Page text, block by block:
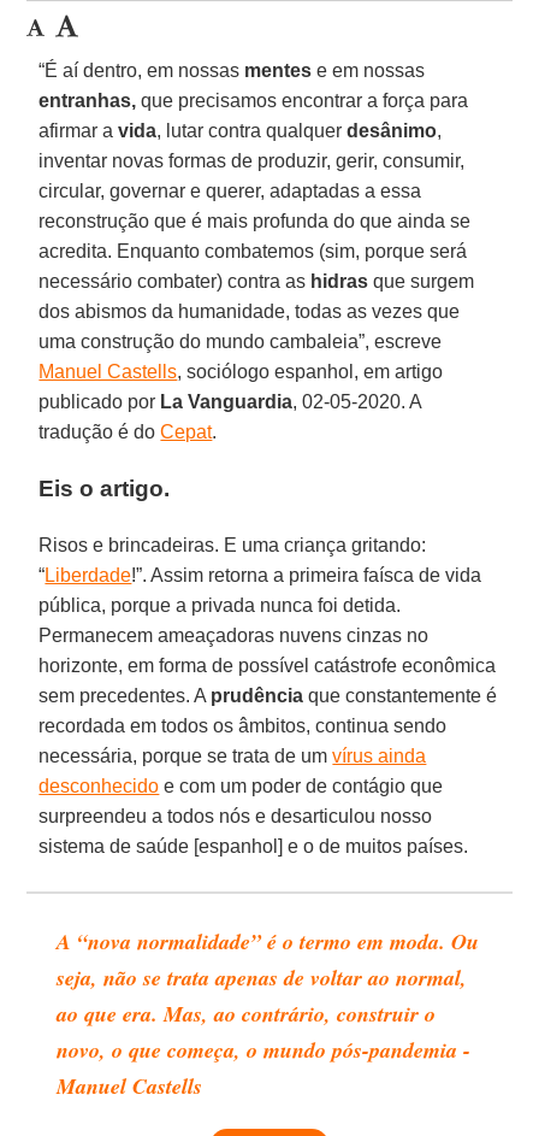
“É aí dentro, em nossas mentes e em nossas
entranhas, que precisamos encontrar a força para
afirmar avida, lutar contra qualquerdesânimo,
inventar novas formas de produzir, gerir, consumir,
circular, governar e querer, adaptadas a essa
reconstrução que é mais profunda do que ainda se
acredita. Enquanto combatemos (sim, porque será
necessário combater) contra as hidras que surgem
dos abismos da humanidade, todas as vezes que
uma construção do mundo cambaleia”, escreve
Manuel Castells, sociólogo espanhol, em artigo
publicado por La Vanguardia, 02-05-2020. A
tradução é doCepat.
Eis o artigo.
Risos e brincadeiras. E uma criança gritando:
“Liberdade!”. Assim retorna a primeira faísca de vida
pública, porque a privada nunca foi detida.
Permanecem ameaçadoras nuvens cinzas no
horizonte, em forma de possível catástrofe econômica
sem precedentes. A prudência que constantemente é
recordada em todos os âmbitos, continua sendo
necessária, porque se trata de umvírus ainda
desconhecido e com um poder de contágio que
surpreendeu a todos nós e desarticulou nosso
sistema de saúde [espanhol] e o de muitos países.
A “nova normalidade” é o termo em moda. Ou
seja, não se trata apenas de voltar ao normal,
ao que era. Mas, ao contrário, construir o
novo, o que começa, o mundo pós-pandemia -
Manuel Castells